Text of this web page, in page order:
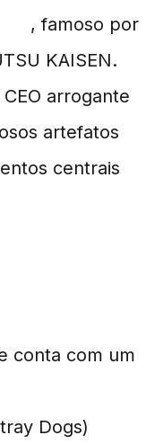
, famoso por
KAISEN.
arrogante
artefatos
centrais
conta com um
Dogs)